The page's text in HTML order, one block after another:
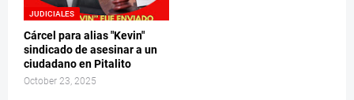
JUDICIALES
Cárcel para alias "Kevin"
sindicado de asesinar a un
ciudadano en Pitalito
October 23, 2025